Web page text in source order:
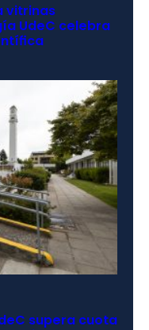
vitrinas
UdeC celebra
supera cuota